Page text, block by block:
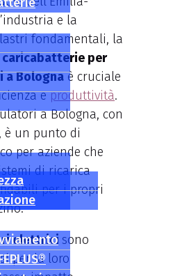
e la
fondamentali, la
caricabatterie per
a Bolognaè cruciale
eproduttività.
a Bologna, con
è un punto di
per aziende che
di ricarica
per i propri
elettrici sono
per la loro